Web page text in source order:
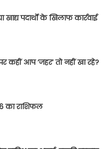
खाद्य पदार्थों के खिलाफ कार्रवाई
कहीं आप ‘जहर’ तो नहीं खा रहे?
का राशिफल